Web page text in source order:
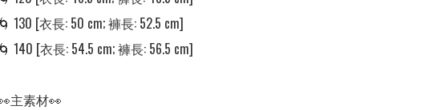
🌀 130 [衣長: 50 cm; 褲長: 52.5 cm]
🌀 140 [衣長: 54.5 cm; 褲長: 56.5 cm]
主素材👀